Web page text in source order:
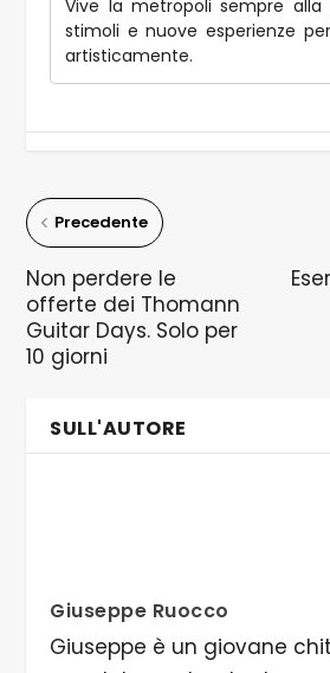
Vive la metropoli sempre
stimoli e nuove esperienze
artisticamente.
Precedente
Non perdere le
offerte dei Thomann
Guitar Days. Solo per
10 giorni
SULL'AUTORE
Giuseppe Ruocco
Giuseppe è un giovane